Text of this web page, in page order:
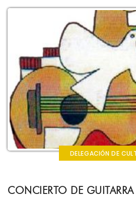
DELEGACIÓN DE
CONCIERTO DE